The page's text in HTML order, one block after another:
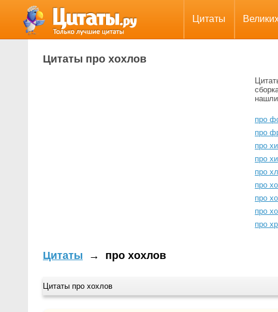
Цитаты
Цитаты про хохлов
про
про
про
про
про
про
про
про
про
Цитаты → про хохлов
Цитаты про хохлов